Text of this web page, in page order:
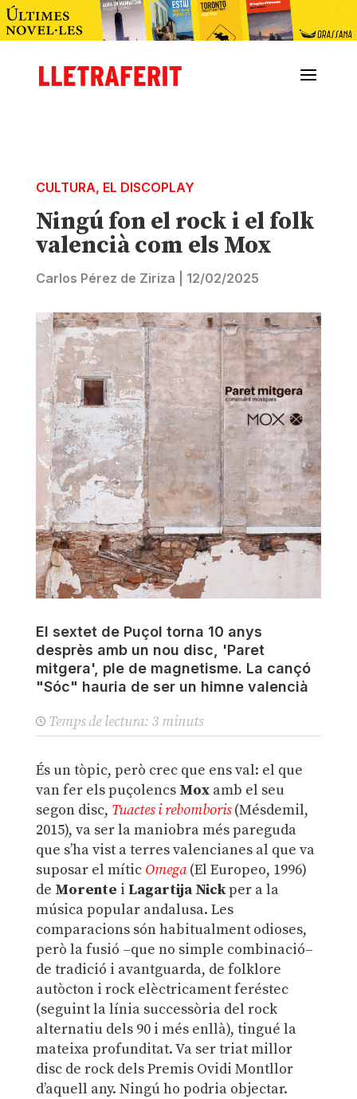
CULTURA, EL DISCOPLAY
Ningú fon el rock i el folk
valencià com els Mox
Carlos Pérez de Ziriza 12/02/2025
El sextet de Puçol torna 10 anys
desprès amb un nou disc, 'Paret
mitgera', ple de magnetisme. La cançó
"Sóc" hauria de ser un himne valencià
Temps de lectura: 3 minuts
És un tòpic, però crec que ens val: el que
van fer els puçolencs Moxamb el seu
segon disc, Tuactes i rebomboris (Mésdemil,
2015), va ser la maniobra més pareguda
que s’ha vist a terres valencianes al que va
suposar el mític Omega(El Europeo, 1996)
de Morente i Lagartija Nickper a la
música popular andalusa. Les
comparacions són habitualment odioses,
però la fusió –que no simple combinació–
de tradició i avantguarda, de folklore
autòcton i rock elèctricament feréstec
(seguint la línia successòria del rock
alternatiu dels 90 i més enllà), tingué la
mateixa profunditat. Va ser triat millor
disc de rock dels Premis Ovidi Montllor
d’aquell any. Ningú ho podria objectar.